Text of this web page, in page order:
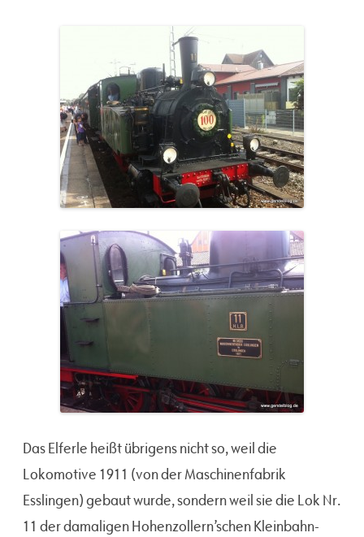
Das Elferle heißt übrigens nicht so, weil die
Lokomotive 1911 (von der Maschinenfabrik
Esslingen) gebaut wurde, sondern weil sie die Lok Nr.
11 der damaligen Hohenzollern’schen Kleinbahn-